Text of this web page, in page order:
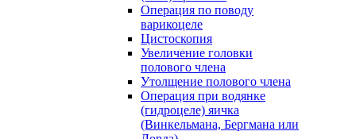
Операция по поводу
варикоцеле
Цистоскопия
Увеличение головки
полового члена
Утолщение полового члена
Операция при водянке
(гидроцеле) яичка
(Винкельмана, Бергмана или